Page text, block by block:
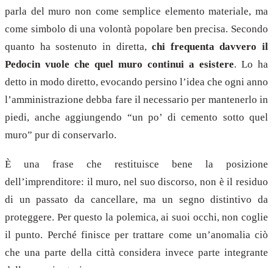
parla del muro non come semplice elemento materiale, ma
come simbolo di una volontà popolare ben precisa. Secondo
quanto ha sostenuto in diretta,chi frequenta davvero il
Pedocin vuole che quel muro continui a esistere. Lo ha
detto in modo diretto, evocando persino l’idea che ogni anno
l’amministrazione debba fare il necessario per mantenerlo in
piedi, anche aggiungendo “un po’ di cemento sotto quel
muro” pur di conservarlo.
È una frase che restituisce bene la posizione
dell’imprenditore: il muro, nel suo discorso, non è il residuo
di un passato da cancellare, ma un segno distintivo da
proteggere. Per questo la polemica, ai suoi occhi, non coglie
il punto. Perché finisce per trattare come un’anomalia ciò
che una parte della città considera invece parte integrante